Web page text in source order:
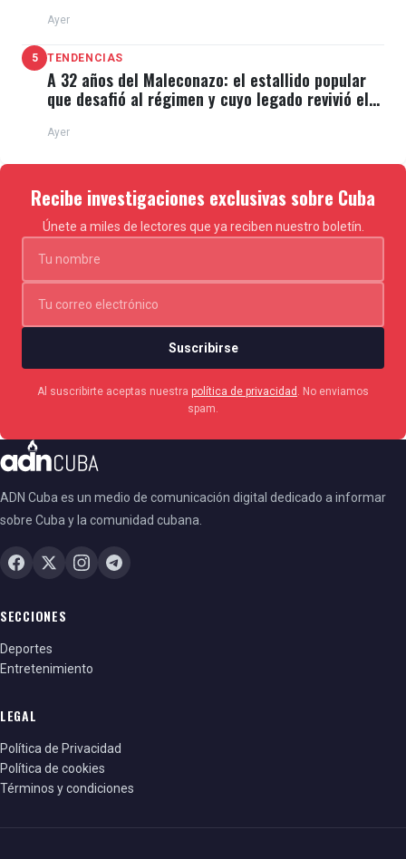
Ayer
5 TENDENCIAS
A 32 años del Maleconazo: el estallido popular
que desafió al régimen y cuyo legado revivió el
Ayer
Recibe investigaciones exclusivas sobre Cuba
Únete a miles de lectores que ya reciben nuestro boletín.
Suscribirse
Al suscribirte aceptas nuestra política de privacidad . No enviamos
spam.
ADN Cuba es un medio de comunicación digital dedicado a informar
sobre Cuba y la comunidad cubana.
SECCIONES
Deportes
Entretenimiento
LEGAL
Política de Privacidad
Política de cookies
Términos y condiciones